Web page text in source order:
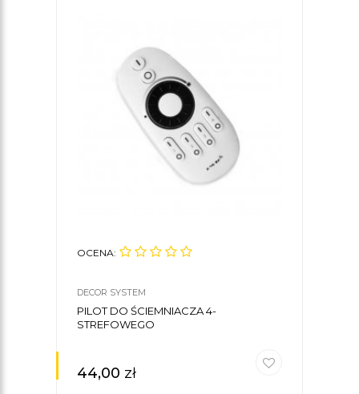
OCENA:
DECOR SYSTEM
PILOT DO ŚCIEMNIACZA 4-
STREFOWEGO
44,00 zł